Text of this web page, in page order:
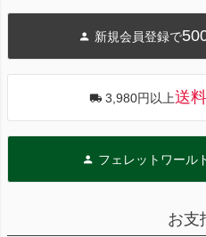
新規会員登録で
3,980円以上送
フェレットワール
お支